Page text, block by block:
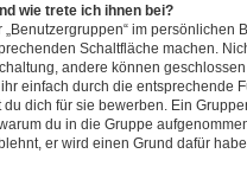
wie trete ich ihnen bei?
im persönlichen
Schaltfläche machen.
andere können
einfach durch die entsprechende
dich für sie bewerben. Ein
du in die Gruppe
er wird einen Grund dafür